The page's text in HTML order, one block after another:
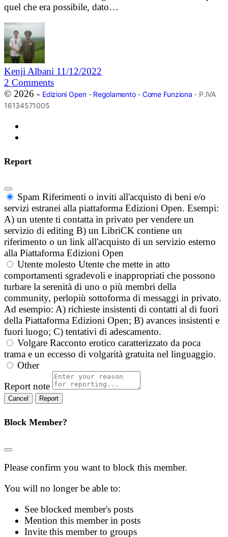
quel che era possibile, dato…
Kenji Albani 11/12/2022
2 Comments
© 2026 - Edizioni Open- Regolamento- Come Funziona - P.IVA
16134571005
Report
Spam Riferimenti o inviti all'acquisto di beni e/o
servizi estranei alla piattaforma Edizioni Open. Esempi:
A) un utente ti contatta in privato per vendere un
servizio di editing B) un LibriCK contiene un
riferimento o un link all'acquisto di un servizio esterno
alla Piattaforma Edizioni Open
Utente molesto Utente che mette in atto
comportamenti sgradevoli e inappropriati che possono
turbare la serenità di uno o più membri della
community, perlopiù sottoforma di messaggi in privato.
Ad esempio: A) richieste insistenti di contatti al di fuori
della Piattaforma Edizioni Open; B) avances insistenti e
fuori luogo; C) tentativi di adescamento.
Volgare Racconto erotico caratterizzato da poca
trama e un eccesso di volgarità gratuita nel linguaggio.
Other
Report note
Report
Block Member?
Please confirm you want to block this member.
You will no longer be able to:
See blocked member's posts
Mention this member in posts
Invite this member to groups